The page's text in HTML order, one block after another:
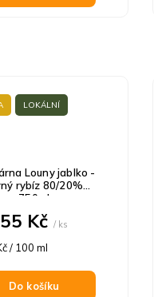
LOKÁLNÍ
Louny jablko -
rybíz 80/20%
750ml
55 Kč/ ks
/ 100 ml
Do košíku